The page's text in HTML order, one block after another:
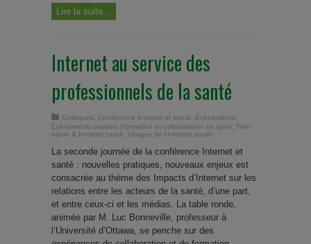
Lire la suite...
Internet au service des
professionnels de la santé
Colloques Conférence Internet et santé Événements
Évènements passés
Formation et collaboration en ligne
Télé-
santé & Internet santé
Usages de l'Internet santé
La seconde journée de la conférence Internet et
santé : nouvelles pratiques, nouveaux enjeux est
consacrée au thème des Impacts d’Internet sur les
relations entre les acteurs de la santé, d’une part,
et entre ceux-ci et les médias. La table ronde,
animée par M. Luc Bonneville, professeur à
l’Université d’Ottawa, se penche sur des